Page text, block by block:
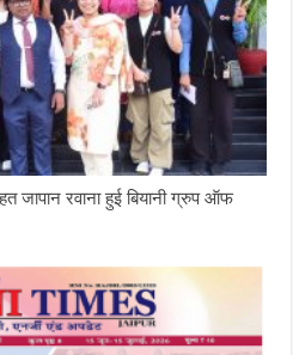
जापान रवाना हुई बियानी ग्रुप ऑफ